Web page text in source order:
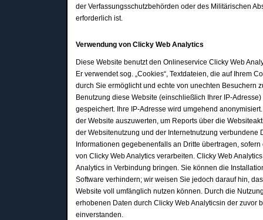
der Verfassungsschutzbehörden oder des Militärischen
erforderlich ist.
Verwendung von Clicky Web Analytics
Diese Website benutzt den Onlineservice Clicky Web
Er verwendet sog. „Cookies“, Textdateien, die auf Ihrem
durch Sie ermöglicht und echte von unechten Besuchern
Benutzung diese Website (einschließlich Ihrer IP-
gespeichert. Ihre IP-Adresse wird umgehend
der Website auszuwerten, um Reports über die
der Websitenutzung und der Internetnutzung
Informationen gegebenenfalls an Dritte übertragen,
von Clicky Web Analytics verarbeiten. Clicky Web
Analytics in Verbindung bringen. Sie können die
Software verhindern; wir weisen Sie jedoch darauf hin,
Website voll umfänglich nutzen können. Durch die
erhobenen Daten durch Clicky Web Analyticsin der zuvor
einverstanden.